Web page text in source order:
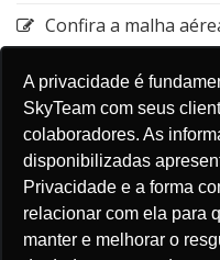
A privacidade é
SkyTeam com seus
colaboradores. As
disponibilizadas
Privacidade e a forma
relacionar com ela para
manter e melhorar o
Confira a malha
Emirates: Alteração
entre a Estação de
GOL: Cancelamento
Aruba (AUA)